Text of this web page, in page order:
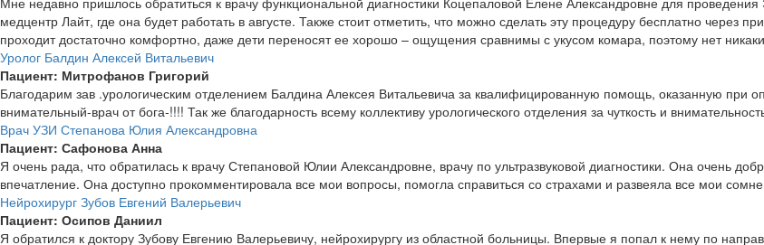
медцентр Лайт, где она будет работать в августе. Также стоит отметить, что можно сделать эту процедуру бесплатно
проходит достаточно комфортно, даже дети переносят ее хорошо – ощущения сравнимы с укусом комара, поэтому нет
Уролог Балдин Алексей Витальевич
Пациент: Митрофанов Григорий
Благодарим зав .урологическим отделением Балдина Алексея Витальевича за квалифицированную помощь, оказанную при
внимательный-врач от бога-!!!! Так же благодарность всему коллективу урологического отделения за чуткость и
Врач УЗИ Степанова Юлия Александровна
Пациент: Сафонова Анна
Я очень рада, что обратилась к врачу Степановой Юлии Александровне, врачу по ультразвуковой диагностики. Она очень
впечатление. Она доступно прокомментировала все мои вопросы, помогла справиться со страхами и развеяла все мои
Нейрохирург Зубов Евгений Валерьевич
Пациент: Осипов Даниил
Я обратился к доктору Зубову Евгению Валерьевичу, нейрохирургу из областной больницы. Впервые я попал к нему по